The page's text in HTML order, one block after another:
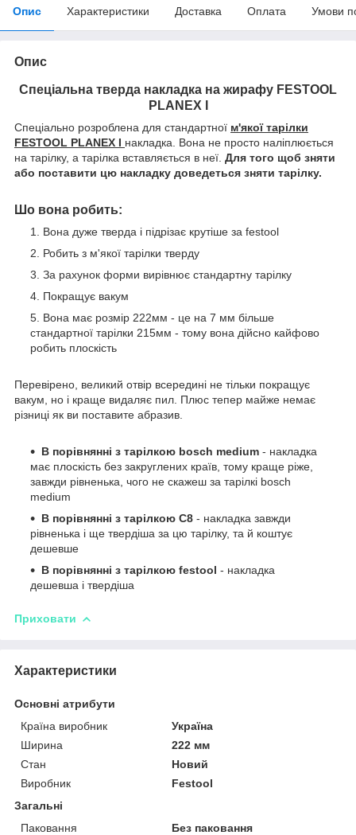
Опис Характеристики Доставка Оплата Умови
Опис
Спеціальна тверда накладка на жирафу FESTOOL
PLANEX I
Спеціально розроблена для стандартної м'якої тарілки
FESTOOL PLANEX I накладка. Вона не просто наліплюється
на тарілку, а тарілка вставляється в неї. Для того щоб зняти
або поставити цю накладку доведеться зняти тарілку.
Шо вона робить:
Вона дуже тверда і підрізає крутіше за festool
Робить з м'якої тарілки тверду
За рахунок форми вирівнює стандартну тарілку
Покращує вакум
Вона має розмір 222мм - це на 7 мм більше
стандартної тарілки 215мм - тому вона дійсно кайфово
робить плоскість
Перевірено, великий отвір всередині не тільки покращує
вакум, но і краще видаляє пил. Плюс тепер майже немає
різниці як ви поставите абразив.
В порівнянні з тарілкою bosch medium - накладка
має плоскість без закруглених країв, тому краще ріже,
завжди рівненька, чого не скажеш за тарілкі bosch
medium
В порівнянні з тарілкою С8 - накладка завжди
рівненька і ще твердіша за цю тарілку, та й коштує
дешевше
В порівнянні з тарілкою festool - накладка
дешевша і твердіша
Приховати
Характеристики
Основні атрибути
Країна виробник
Україна
Ширина
222 мм
Стан
Новий
Виробник
Festool
Загальні
Паковання
Без паковання